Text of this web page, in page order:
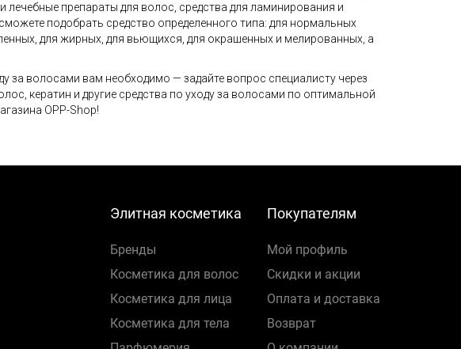
препараты для волос, средства для ламинирования и
подобрать средство определенного типа: для нормальных
для жирных, для вьющихся, для окрашенных и мелированных, а
за волосами вам необходимо — задайте вопрос специалисту через
кератин и другие средства по уходу за волосами по оптимальной
OPP-Shop!
Элитная косметика
Бренды
Косметика для волос
Косметика для лица
Косметика для тела
Покупателям
Мой профиль
Скидки и акции
Оплата и доставка
Возврат